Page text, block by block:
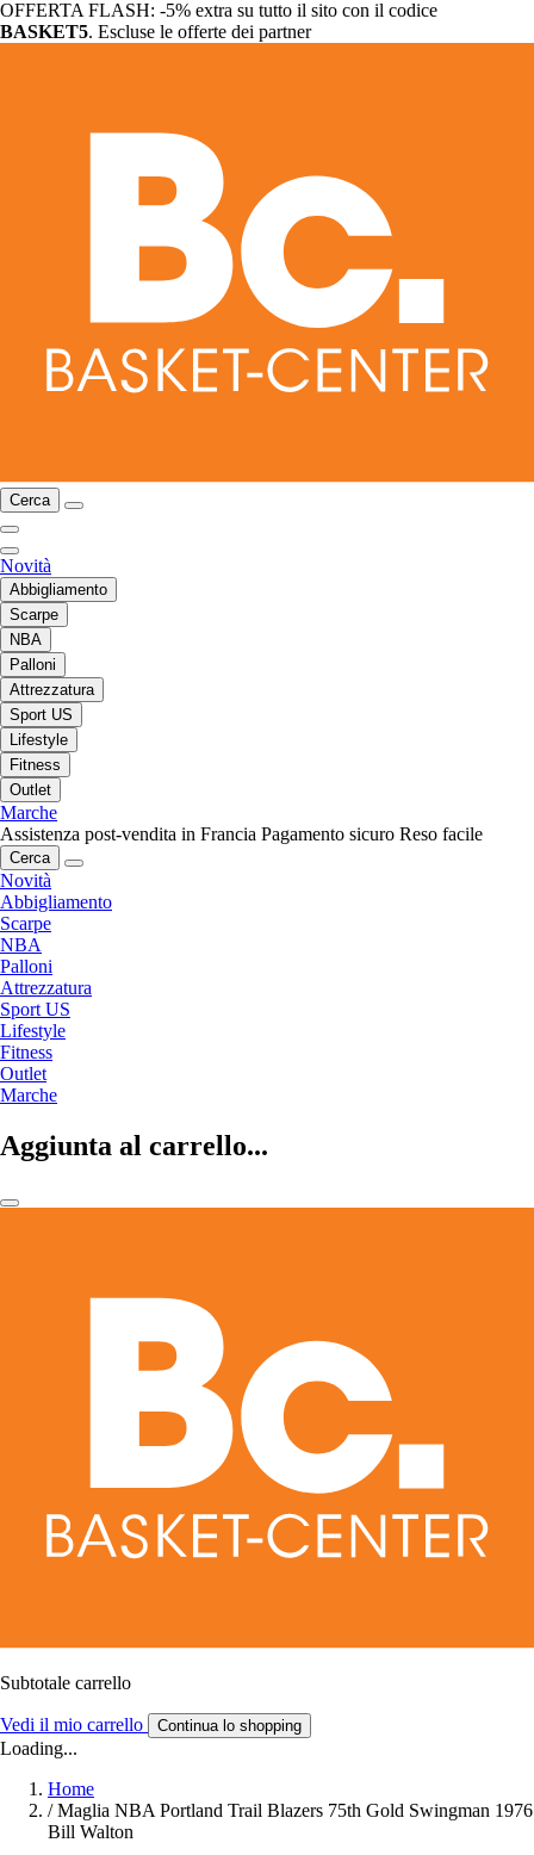
OFFERTA FLASH: -5% extra su tutto il sito con il codice
BASKET5. Escluse le offerte dei partner
Cerca
Novità
Abbigliamento
Scarpe
NBA
Palloni
Attrezzatura
Sport US
Lifestyle
Fitness
Outlet
Marche
Assistenza post-vendita in Francia Pagamento sicuro Reso facile
Cerca
Novità
Abbigliamento
Scarpe
NBA
Palloni
Attrezzatura
Sport US
Lifestyle
Fitness
Outlet
Marche
Aggiunta al carrello...
Subtotale carrello
Vedi il mio carrello Continua lo shopping
Loading...
Home
/ Maglia NBA Portland Trail Blazers 75th Gold Swingman 1976
Bill Walton